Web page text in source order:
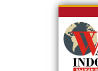
Skip
content